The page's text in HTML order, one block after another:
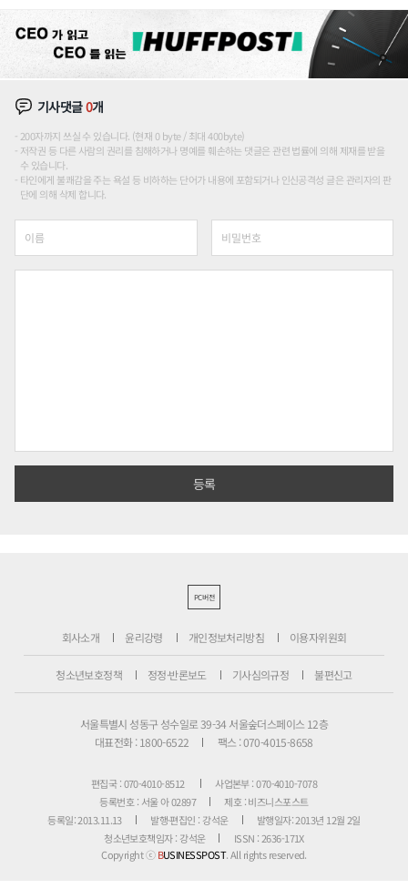
기사댓글0개
200자까지 쓰실 수 있습니다. (현재 0 byte / 최대 400byte)
저작권 등 다른 사람의 권리를 침해하거나 명예를 훼손하는 댓글은 관련 법률에 의해 제재를 받을
수 있습니다.
타인에게 불쾌감을 주는 욕설 등 비하하는 단어가 내용에 포함되거나 인신공격성 글은 관리자의 판
단에 의해 삭제 합니다.
PC버전
회사소개 윤리강령 개인정보처리방침 이용자위원회
청소년보호정책 정정·반론보도 기사심의규정 불편신고
서울특별시 성동구 성수일로 39-34 서울숲더스페이스 12층
대표전화 : 1800-6522
팩스 : 070-4015-8658
편집국 : 070-4010-8512
사업본부 : 070-4010-7078
등록번호 : 서울 아 02897
제호 : 비즈니스포스트
등록일: 2013.11.13
발행·편집인 : 강석운
발행일자: 2013년 12월 2일
청소년보호책임자 : 강석운
ISSN : 2636-171X
Copyright ⓒBUSINESSPOST. All rights reserved.